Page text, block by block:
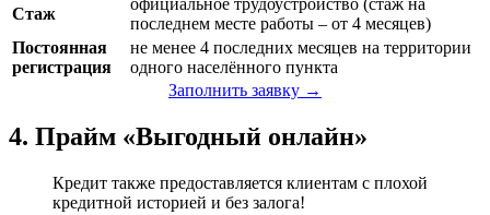
Стаж
официальное трудоустройство (стаж на
последнем месте работы – от 4 месяцев)
Постоянная
регистрация
не менее 4 последних месяцев на территории
одного населённого пункта
Заполнить заявку →
4. Прайм «Выгодный онлайн»
Кредит также предоставляется клиентам с плохой
кредитной историей и без залога!